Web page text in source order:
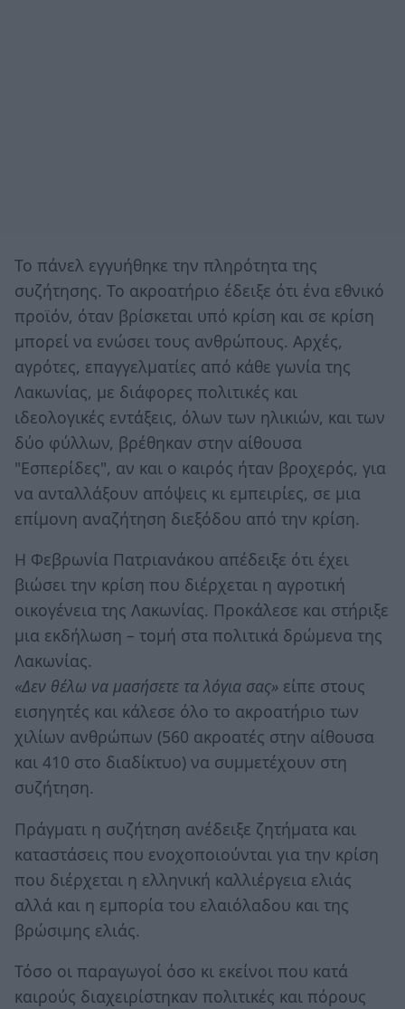
Το πάνελ εγγυήθηκε την πληρότητα της
συζήτησης. Το ακροατήριο έδειξε ότι ένα εθνικό
προϊόν, όταν βρίσκεται υπό κρίση και σε κρίση
μπορεί να ενώσει τους ανθρώπους. Αρχές,
αγρότες, επαγγελματίες από κάθε γωνία της
Λακωνίας, με διάφορες πολιτικές και
ιδεολογικές εντάξεις, όλων των ηλικιών, και των
δύο φύλλων, βρέθηκαν στην αίθουσα
"Εσπερίδες", αν και ο καιρός ήταν βροχερός, για
να ανταλλάξουν απόψεις κι εμπειρίες, σε μια
επίμονη αναζήτηση διεξόδου από την κρίση.
Η Φεβρωνία Πατριανάκου απέδειξε ότι έχει
βιώσει την κρίση που διέρχεται η αγροτική
οικογένεια της Λακωνίας. Προκάλεσε και στήριξε
μια εκδήλωση – τομή στα πολιτικά δρώμενα της
Λακωνίας.
«Δεν θέλω να μασήσετε τα λόγια σας» είπε στους
εισηγητές και κάλεσε όλο το ακροατήριο των
χιλίων ανθρώπων (560 ακροατές στην αίθουσα
και 410 στο διαδίκτυο) να συμμετέχουν στη
συζήτηση.
Πράγματι η συζήτηση ανέδειξε ζητήματα και
καταστάσεις που ενοχοποιούνται για την κρίση
που διέρχεται η ελληνική καλλιέργεια ελιάς
αλλά και η εμπορία του ελαιόλαδου και της
βρώσιμης ελιάς.
Τόσο οι παραγωγοί όσο κι εκείνοι που κατά
καιρούς διαχειρίστηκαν πολιτικές και πόρους